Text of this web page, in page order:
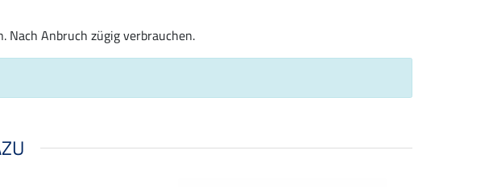
Anbruch zügig verbrauchen.